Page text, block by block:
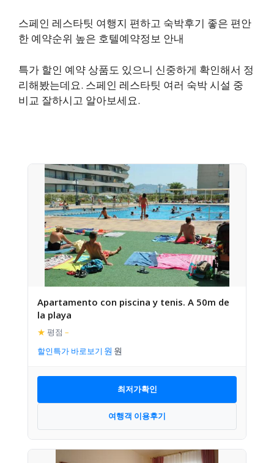
스페인 레스타팃 여행지 편하고 숙박후기 좋은 편안
한 예약순위 높은 호텔예약정보 안내
특가 할인 예약 상품도 있으니 신중하게 확인해서 정
리해봤는데요. 스페인 레스타팃 여러 숙박 시설 중
비교 잘하시고 알아보세요.
Apartamento con piscina y tenis. A 50m de
la playa
★ 평점 –
할인특가 바로보기
최저가확인
여행객 이용후기